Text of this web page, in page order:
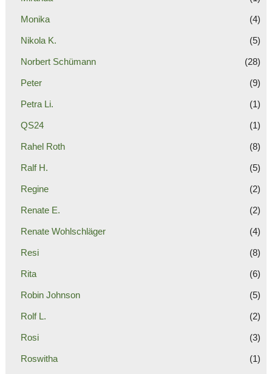
Monika (4)
Nikola K. (5)
Norbert Schümann (28)
Peter (9)
Petra Li. (1)
QS24 (1)
Rahel Roth (8)
Ralf H. (5)
Regine (2)
Renate E. (2)
Renate Wohlschläger (4)
Resi (8)
Rita (6)
Robin Johnson (5)
Rolf L. (2)
Rosi (3)
Roswitha (1)